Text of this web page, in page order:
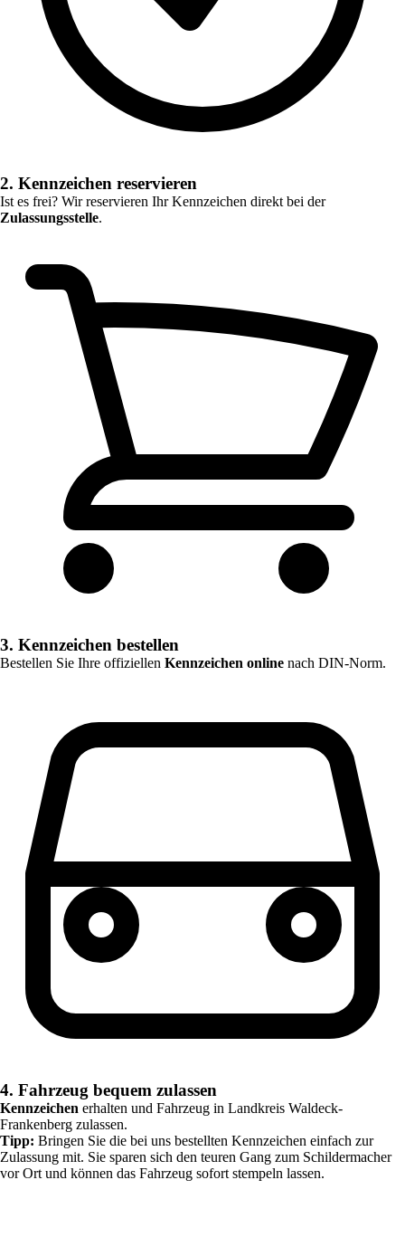
2. Kennzeichen reservieren
Ist es frei? Wir reservieren Ihr Kennzeichen direkt bei der
Zulassungsstelle.
3. Kennzeichen bestellen
Bestellen Sie Ihre offiziellen Kennzeichen online nach DIN-Norm.
4. Fahrzeug bequem zulassen
Kennzeichen erhalten und Fahrzeug in Landkreis Waldeck-
Frankenberg zulassen.
Tipp: Bringen Sie die bei uns bestellten Kennzeichen einfach zur
Zulassung mit. Sie sparen sich den teuren Gang zum Schildermacher
vor Ort und können das Fahrzeug sofort stempeln lassen.